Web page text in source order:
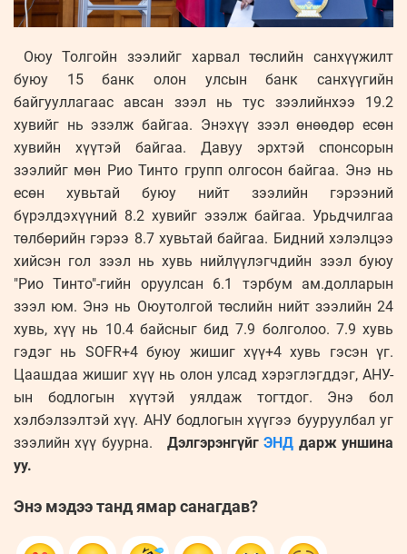
Оюу Толгойн зээлийг харвал төслийн санхүүжилт
буюу 15 банк олон улсын банк санхүүгийн
байгууллагаас авсан зээл нь тус зээлийнхээ 19.2
хувийг нь эзэлж байгаа. Энэхүү зээл өнөөдөр есөн
хувийн хүүтэй байгаа. Давуу эрхтэй спонсорын
зээлийг мөн Рио Тинто групп олгосон байгаа. Энэ нь
есөн хувьтай буюу нийт зээлийн гэрээний
бүрэлдэхүүний 8.2 хувийг эзэлж байгаа. Урьдчилгаа
төлбөрийн гэрээ 8.7 хувьтай байгаа. Бидний хэлэлцээ
хийсэн гол зээл нь хувь нийлүүлэгчдийн зээл буюу
"Рио Тинто"-гийн оруулсан 6.1 тэрбум ам.долларын
зээл юм. Энэ нь Оюутолгой төслийн нийт зээлийн 24
хувь, хүү нь 10.4 байсныг бид 7.9 болголоо. 7.9 хувь
гэдэг нь SOFR+4 буюу жишиг хүү+4 хувь гэсэн үг.
Цаашдаа жишиг хүү нь олон улсад хэрэглэгддэг, АНУ-
ын бодлогын хүүтэй уялдаж тогтдог. Энэ бол
хэлбэлзэлтэй хүү. АНУ бодлогын хүүгээ бууруулбал уг
зээлийн хүү буурна. ДэлгэрэнгүйгЭНД дарж уншина
уу.
Энэ мэдээ танд ямар санагдав?